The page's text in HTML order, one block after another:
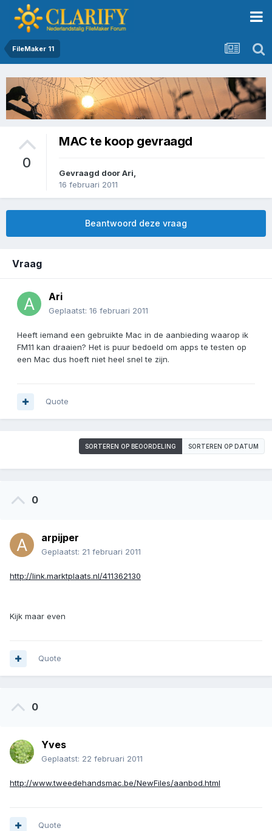
FileMaker 11
0
MAC te koop gevraagd
Gevraagd doorAri
16 februari 2011
Beantwoord deze vraag
Vraag
Ari
Geplaatst: 16 februari 2011
Heeft iemand een gebruikte Mac in de aanbieding waarop ik
FM11 kan draaien? Het is puur bedoeld om apps te testen op
een Mac dus hoeft niet heel snel te zijn.
Quote
SORTEREN OP BEOORDELING SORTEREN OP DATUM
0
arpijper
Geplaatst: 21 februari 2011
http://link.marktplaats.nl/411362130
Kijk maar even
Quote
0
Yves
Geplaatst: 22 februari 2011
http://www.tweedehandsmac.be/NewFiles/aanbod.html
Quote